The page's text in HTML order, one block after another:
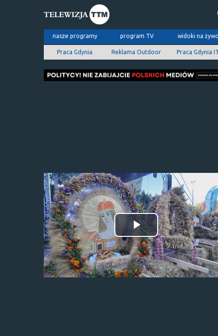
nasze programy program TV widoki na
Praca Gdynia Reklama Outdoor Praca Gdynia
Odtwórz
wideo